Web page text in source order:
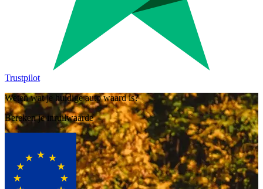
Trustpilot
Weten wat je huidige auto waard is?
Bereken je inruilwaarde